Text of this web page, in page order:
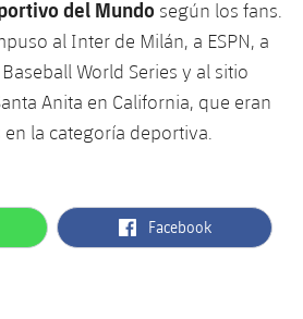
del Mundo según los fans.
al Inter de Milán, a ESPN, a
World Series y al sitio
Anita en California, que eran
la categoría deportiva.
label.aria.facebook
Facebook